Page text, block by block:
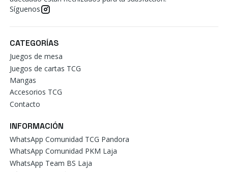
Síguenos
CATEGORÍAS
Juegos de mesa
Juegos de cartas TCG
Mangas
Accesorios TCG
Contacto
INFORMACIÓN
WhatsApp Comunidad TCG Pandora
WhatsApp Comunidad PKM Laja
WhatsApp Team BS Laja